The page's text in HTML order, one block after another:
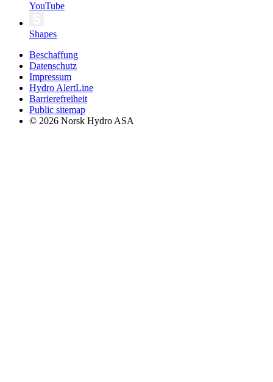
YouTube
Shapes
Beschaffung
Datenschutz
Impressum
Hydro AlertLine
Barrierefreiheit
Public sitemap
© 2026 Norsk Hydro ASA